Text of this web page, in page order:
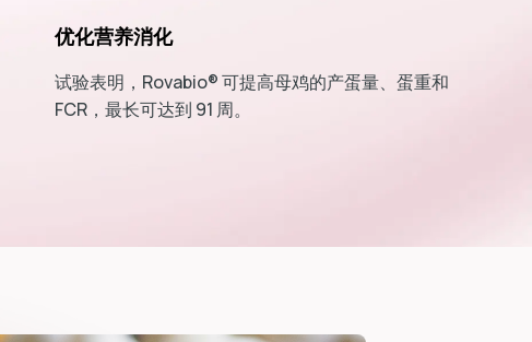
优化营养消化
试验表明，Rovabio® 可提高母鸡的产蛋量、蛋重和
FCR，最长可达到 91 周。